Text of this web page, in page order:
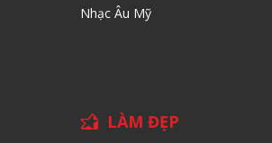
Nhạc Âu Mỹ
LÀM ĐẸP